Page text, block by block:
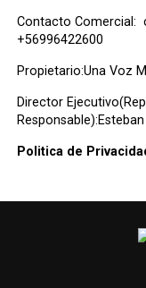
Contacto Comercial:
+56996422600
Propietario:Una Voz
Director
Politica de